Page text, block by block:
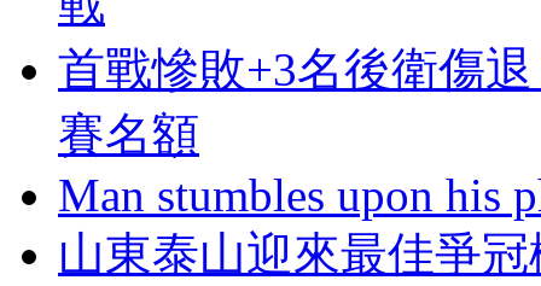
首戰慘敗+3名後衛傷
賽名額
Man stumbles upon his
山東泰山迎來最佳爭